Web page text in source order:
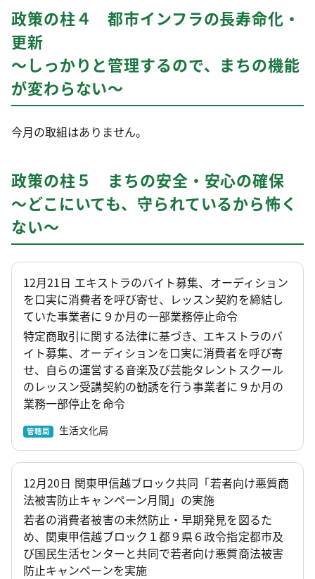
政策の柱４ 都市インフラの長寿命化・
更新
～しっかりと管理するので、まちの機能
が変わらない～
今月の取組はありません。
政策の柱５ まちの安全・安心の確保
～どこにいても、守られているから怖く
ない～
12月21日 エキストラのバイト募集、オーディション
を口実に消費者を呼び寄せ、レッスン契約を締結し
ていた事業者に９か月の一部業務停止命令
特定商取引に関する法律に基づき、エキストラのバ
イト募集、オーディションを口実に消費者を呼び寄
せ、自らの運営する音楽及び芸能タレントスクール
のレッスン受講契約の勧誘を行う事業者に９か月の
業務一部停止を命令
管轄局 生活文化局
12月20日 関東甲信越ブロック共同「若者向け悪質商
法被害防止キャンペーン月間」の実施
若者の消費者被害の未然防止・早期発見を図るた
め、関東甲信越ブロック１都９県６政令指定都市及
び国民生活センターと共同で若者向け悪質商法被害
防止キャンペーンを実施